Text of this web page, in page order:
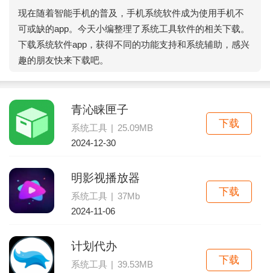
现在随着智能手机的普及，手机系统软件成为使用手机不
可或缺的app。今天小编整理了系统工具软件的相关下载。
下载系统软件app，获得不同的功能支持和系统辅助，感兴
趣的朋友快来下载吧。
青沁睐匣子
系统工具 | 25.09MB
2024-12-30
下载
明影视播放器
系统工具 | 37Mb
2024-11-06
下载
计划代办
系统工具 | 39.53MB
下载